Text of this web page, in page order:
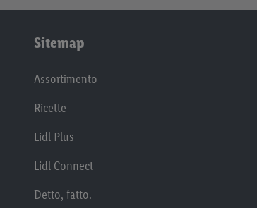
Sitemap
Assortimento
Ricette
Lidl Plus
Lidl Connect
Detto, fatto.